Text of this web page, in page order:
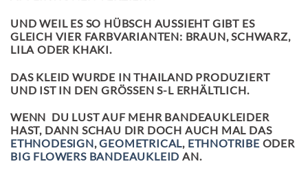
UND WEIL ES SO HÜBSCH AUSSIEHT GIBT ES
GLEICH VIER FARBVARIANTEN: BRAUN, SCHWARZ,
LILA ODER KHAKI.
DAS KLEID WURDE IN THAILAND PRODUZIERT
UND IST IN DEN GRÖSSEN S-L ERHÄLTLICH.
WENN DU LUST AUF MEHR BANDEAUKLEIDER
HAST, DANN SCHAU DIR DOCH AUCH MAL DAS
ETHNODESIGN,GEOMETRICAL, ETHNOTRIBE ODER
BIG FLOWERS BANDEAUKLEID AN.